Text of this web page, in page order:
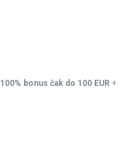
100% bonus čak do 100 EUR +